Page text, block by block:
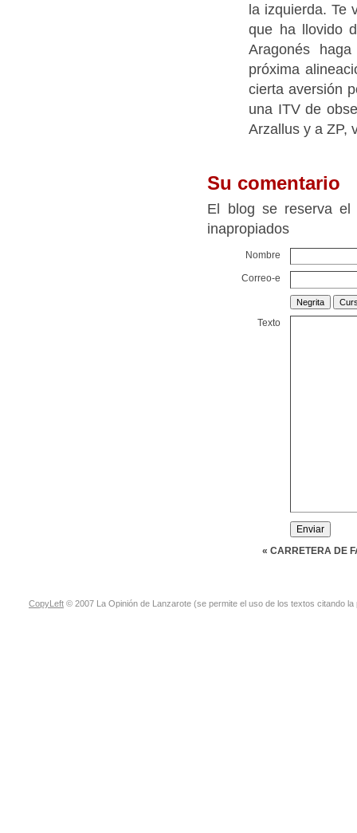
la izquierda. Te
que ha llovido
Aragonés
próxima
cierta aversión
una ITV de
Arzallus y a ZP,
Su comentario
El blog se reserva el
inapropiados
Nombre
Correo-e
Texto
« CARRETERA DE
CopyLeft © 2007 La Opinión de Lanzarote (se permite el uso de los textos citando